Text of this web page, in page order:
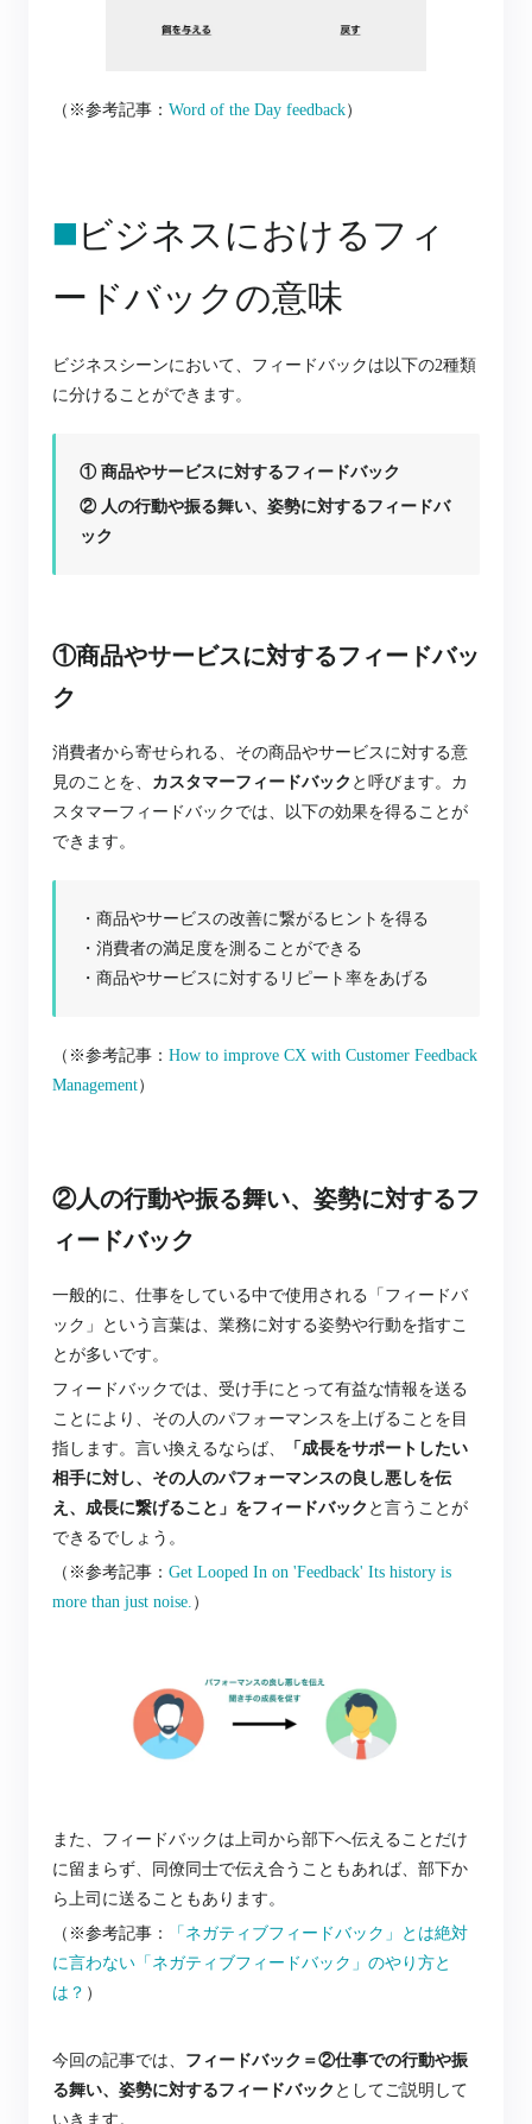
（※参考記事： Word of the Day feedback）
◼️ビジネスにおけるフィ
ードバックの意味
ビジネスシーンにおいて、フィードバックは以下の2種類
に分けることができます。
① 商品やサービスに対するフィードバック
② 人の行動や振る舞い、姿勢に対するフィードバ
ック
①商品やサービスに対するフィードバッ
ク
消費者から寄せられる、その商品やサービスに対する意
見のことを、 カスタマーフィードバック と 呼びます。 カ
スタマーフィードバックでは、以下の効果を得ることが
できます。
・商品やサービスの改善に繋がるヒントを得る
・消費者の満足度を測ることができる
・商品やサービスに対するリピート率をあげる
（※参考記事： How to improve CX with Customer Feedback
Management）
②人の行動や振る舞い、姿勢に対するフ
ィードバック
一般的に、仕事をしている中で使用される「フィードバ
ック」という言葉は、業務に対する姿勢や行動を指すこ
とが多いです。
フィードバックでは、受け手にとって有益な情報を送る
ことにより、その人のパフォーマンスを上げることを目
指します。言い換えるならば、
「成長をサポートしたい
相手に対し、その人のパフォーマンスの良し悪しを伝
え、成長に繋げること」をフィードバック と言うことが
できるでしょう。
（※参考記事： Get Looped In on 'Feedback' Its history is
more than just noise. ）
また、フィードバックは上司から部下へ伝えることだけ
に留まらず、同僚同士で伝え合うこともあれば、部下か
ら上司に送ることもあります。
（※参考記事：
「ネガティブフィードバック」とは絶対
に言わない「ネガティブフィードバック」のやり方と
は？ ）
今回の記事では、 フィードバック＝②仕事での行動や振
る舞い、姿勢に対するフィードバック としてご説明して
いきます。